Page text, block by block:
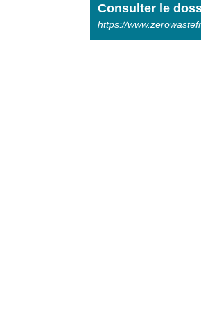
Consulter le
https://